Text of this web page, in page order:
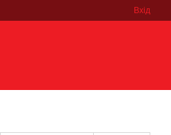
Вхід